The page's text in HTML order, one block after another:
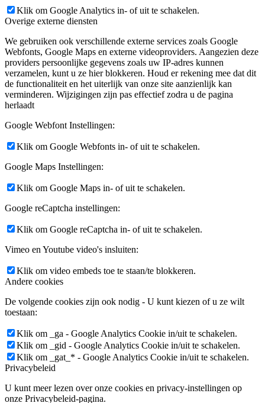
Klik om Google Analytics in- of uit te schakelen.
Overige externe diensten
We gebruiken ook verschillende externe services zoals Google
Webfonts, Google Maps en externe videoproviders. Aangezien deze
providers persoonlijke gegevens zoals uw IP-adres kunnen
verzamelen, kunt u ze hier blokkeren. Houd er rekening mee dat dit
de functionaliteit en het uiterlijk van onze site aanzienlijk kan
verminderen. Wijzigingen zijn pas effectief zodra u de pagina
herlaadt
Google Webfont Instellingen:
Klik om Google Webfonts in- of uit te schakelen.
Google Maps Instellingen:
Klik om Google Maps in- of uit te schakelen.
Google reCaptcha instellingen:
Klik om Google reCaptcha in- of uit te schakelen.
Vimeo en Youtube video's insluiten:
Klik om video embeds toe te staan/te blokkeren.
Andere cookies
De volgende cookies zijn ook nodig - U kunt kiezen of u ze wilt
toestaan:
Klik om _ga - Google Analytics Cookie in/uit te schakelen.
Klik om _gid - Google Analytics Cookie in/uit te schakelen.
Klik om _gat_* - Google Analytics Cookie in/uit te schakelen.
Privacybeleid
U kunt meer lezen over onze cookies en privacy-instellingen op
onze Privacybeleid-pagina.